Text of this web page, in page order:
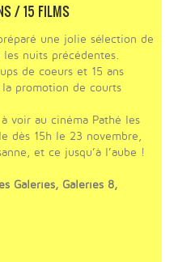
/ 15 FILMS
une jolie sélection de
nuits précédentes.
de coeurs et 15 ans
promotion de courts
voir au cinéma Pathé les
dès 15h le 23 novembre,
et ce jusqu’à l’aube !
Galeries, Galeries 8,